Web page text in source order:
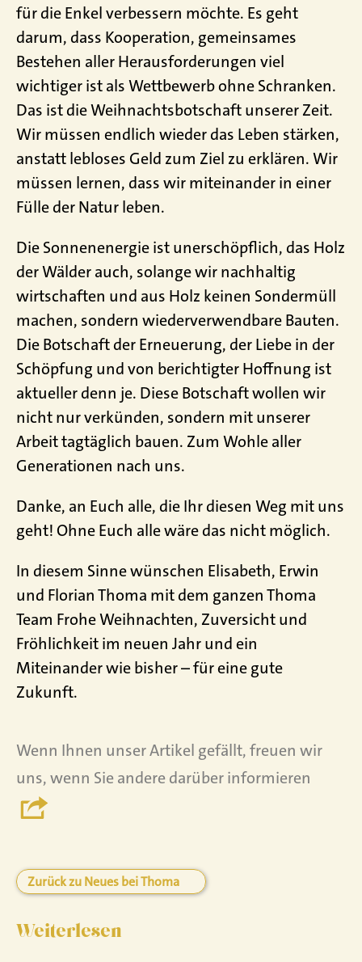
für die Enkel verbessern möchte. Es geht
darum, dass Kooperation, gemeinsames
Bestehen aller Herausforderungen viel
wichtiger ist als Wettbewerb ohne Schranken.
Das ist die Weihnachtsbotschaft unserer Zeit.
Wir müssen endlich wieder das Leben stärken,
anstatt lebloses Geld zum Ziel zu erklären. Wir
müssen lernen, dass wir miteinander in einer
Fülle der Natur leben.
Die Sonnenenergie ist unerschöpflich, das Holz
der Wälder auch, solange wir nachhaltig
wirtschaften und aus Holz keinen Sondermüll
machen, sondern wiederverwendbare Bauten.
Die Botschaft der Erneuerung, der Liebe in der
Schöpfung und von berichtigter Hoffnung ist
aktueller denn je. Diese Botschaft wollen wir
nicht nur verkünden, sondern mit unserer
Arbeit tagtäglich bauen. Zum Wohle aller
Generationen nach uns.
Danke, an Euch alle, die Ihr diesen Weg mit uns
geht! Ohne Euch alle wäre das nicht möglich.
In diesem Sinne wünschen Elisabeth, Erwin
und Florian Thoma mit dem ganzen Thoma
Team Frohe Weihnachten, Zuversicht und
Fröhlichkeit im neuen Jahr und ein
Miteinander wie bisher – für eine gute
Zukunft.
Wenn Ihnen unser Artikel gefällt, freuen wir
uns, wenn Sie andere darüber informieren
Zurück zu Neues bei Thoma
Weiterlesen